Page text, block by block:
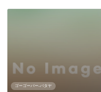
ゴーゴーバー-パタヤ